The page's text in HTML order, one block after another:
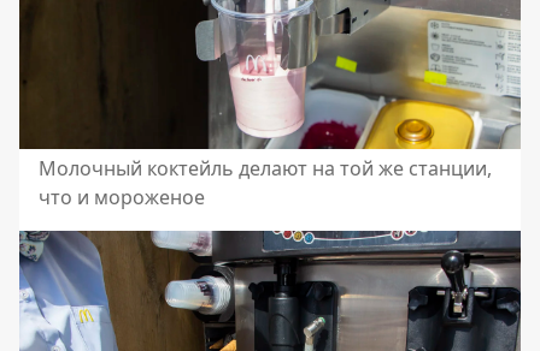
Молочный коктейль делают на той же станции,
что и мороженое